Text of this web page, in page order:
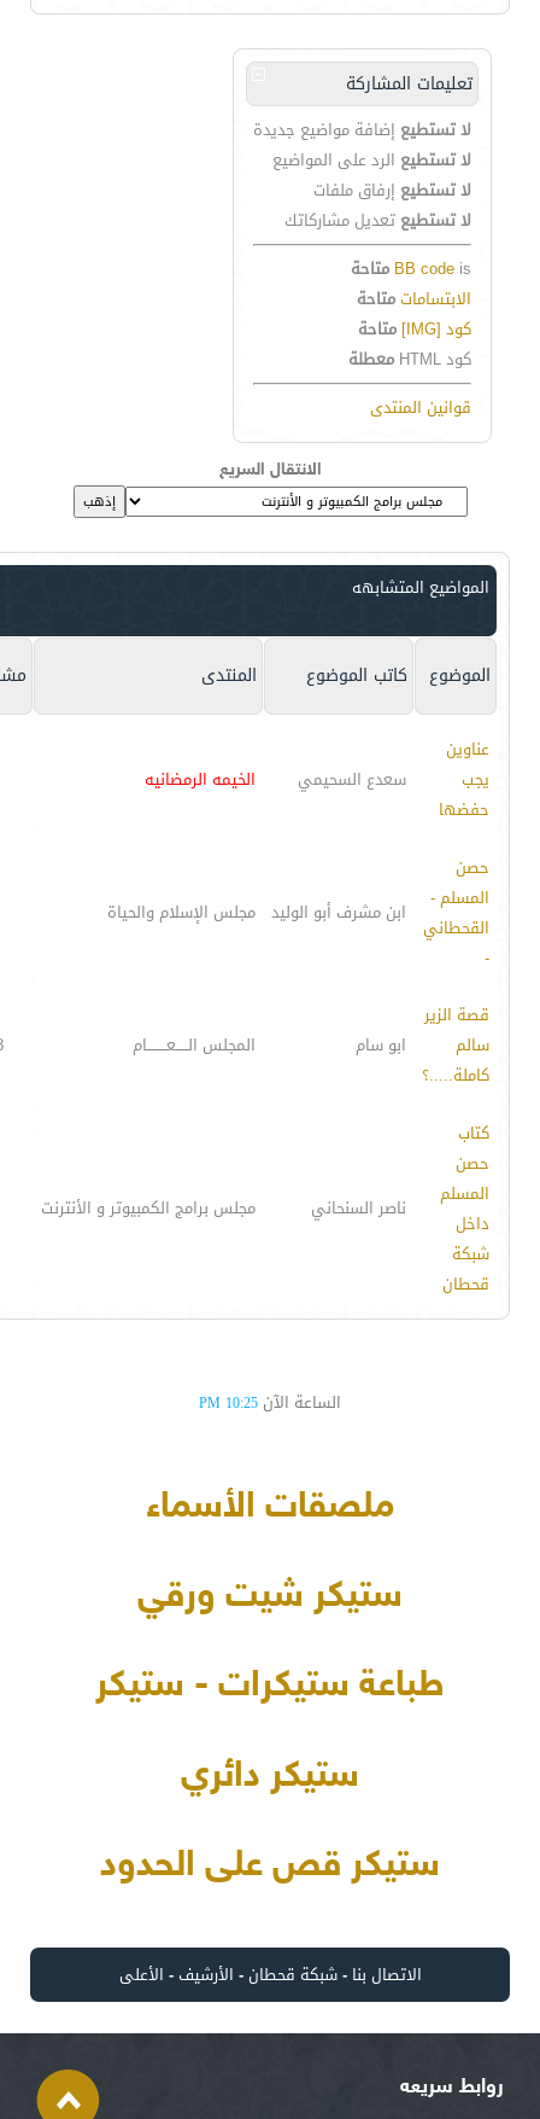
تعليمات المشاركة
لا تستطيع إضافة مواضيع جديدة
لا تستطيع الرد على المواضيع
لا تستطيع إرفاق ملفات
لا تستطيع تعديل مشاركاتك
BB code is
متاحة
الابتساماتمتاحة
كود [IMG]
متاحة
كود HTML
معطلة
قوانين المنتدى
الانتقال السريع
المواضيع المتشابهه
الموضوع كاتب الموضوع المنتدى
عناوين
يجب
حفضها
سعدع السحيمي الخيمه الرمضانيه
حصن
المسلم -
القحطاني
-
ابن مشرف أبو الوليد مجلس الإسلام والحياة
قصة الزير
سالم
كاملة.....؟
ابو سام المجلس الـــــعــــــــام
كتاب
حصن
المسلم
داخل
شبكة
قحطان
ناصر السنحاني مجلس برامج الكمبيوتر و الأنترنت
الساعة الآن 10:25 PM
ملصقات الأسماء
ستيكر شيت ورقي
طباعة ستيكرات - ستيكر
ستيكر دائري
ستيكر قص على الحدود
الاتصال بنا -شبكة قحطان- الأرشيف- الأعلى
روابط سريعه